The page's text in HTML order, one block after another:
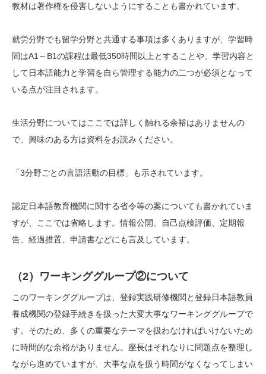
教材は著作権を侵害しないようにすることも書かれています。
就労分野でも留学分野と共通する事項は多くありますが、学習時
間はA1～B1の課程は最低350時間以上とすることや、学習内容と
して日本語能力と学習を自ら管理する能力の二つが必須となって
いる点が注目されます。
生活分野についてはここでは詳しく触れる余裕はありませんの
で、興味のある方は資料をお読みください。
「3分野ごとの言語活動の目標」も示されています。
認定日本語教育機関に関する省令等の案についても書かれていま
すが、ここでは省略します。情報公開、自己点検評価、定期報
告、経過措置、申請書などにも言及しています。
（2）ワーキンググループ②について
このワーキンググループは、登録実践研修機関と登録日本語教員
養成機関の登録手続きを扱った大変大事なワーキンググループで
す。そのため、多くの重要なテーマを扱わなければいけないため
に時間的な余裕がありません。座長はそれなりに問題点を整理し
ながら進めていますが、大事な点を扱う時間がなくなってしまい